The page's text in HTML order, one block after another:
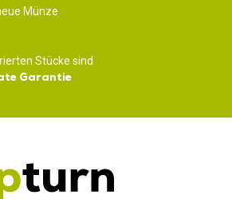
Münze
Stücke sind
Garantie